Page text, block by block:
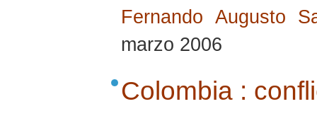
Fernando Augusto
marzo 2006
Colombia :